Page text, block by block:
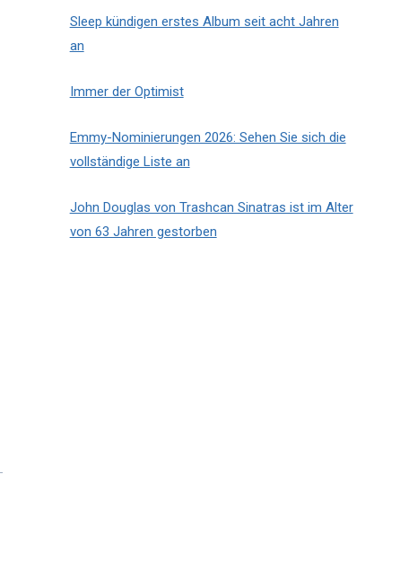
Sleep kündigen erstes Album seit acht Jahren
an
Immer der Optimist
Emmy-Nominierungen 2026: Sehen Sie sich die
vollständige Liste an
John Douglas von Trashcan Sinatras ist im Alter
von 63 Jahren gestorben